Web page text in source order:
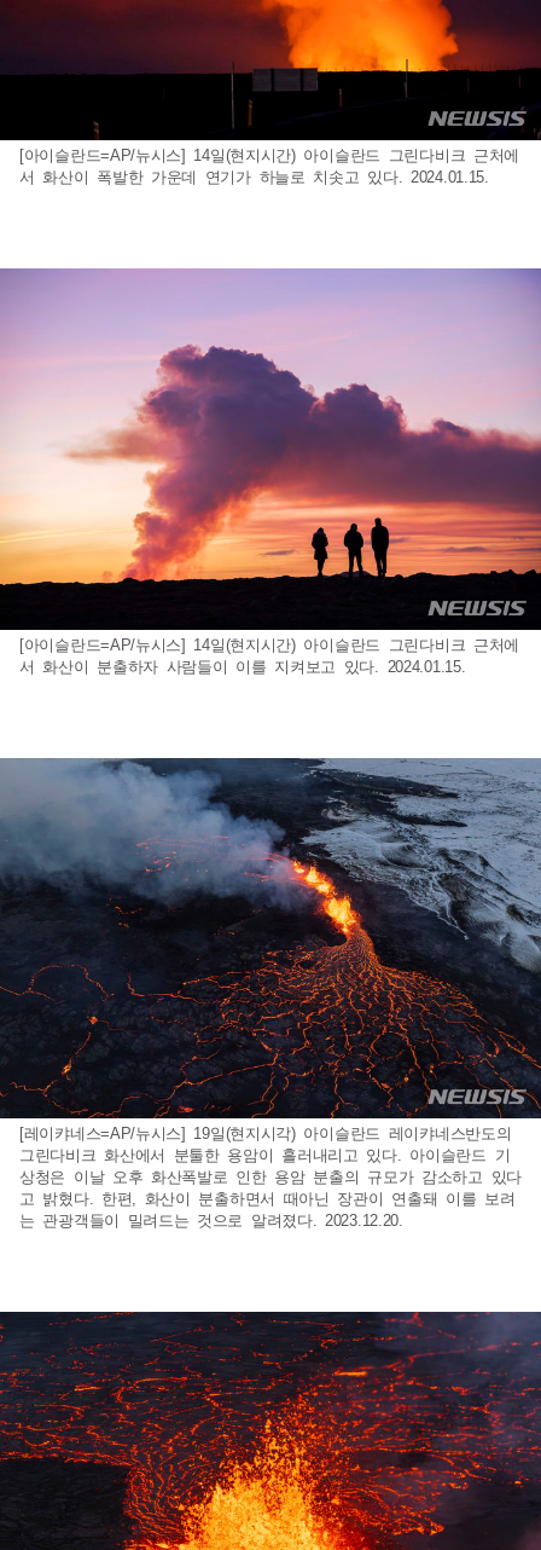
[아이슬란드=AP/뉴시스] 14일(현지시간) 아이슬란드 그린다비크 근처에
서 화산이 폭발한 가운데 연기가 하늘로 치솟고 있다. 2024.01.15.
[아이슬란드=AP/뉴시스] 14일(현지시간) 아이슬란드 그린다비크 근처에
서 화산이 분출하자 사람들이 이를 지켜보고 있다. 2024.01.15.
[레이캬네스=AP/뉴시스] 19일(현지시각) 아이슬란드 레이캬네스반도의
그린다비크 화산에서 분툴한 용암이 흘러내리고 있다. 아이슬란드 기
상청은 이날 오후 화산폭발로 인한 용암 분출의 규모가 감소하고 있다
고 밝혔다. 한편, 화산이 분출하면서 때아닌 장관이 연출돼 이를 보려
는 관광객들이 밀려드는 것으로 알려졌다. 2023.12.20.